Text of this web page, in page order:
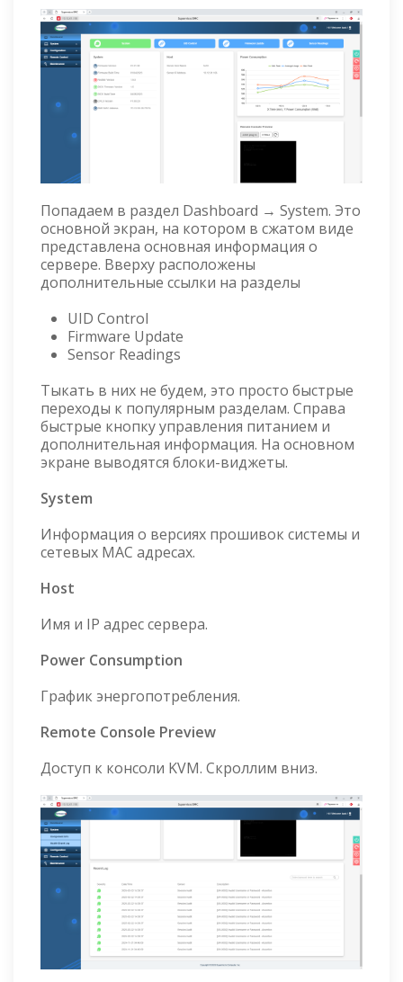
Попадаем в раздел Dashboard → System. Это
основной экран, на котором в сжатом виде
представлена основная информация о
сервере. Вверху расположены
дополнительные ссылки на разделы
UID Control
Firmware Update
Sensor Readings
Тыкать в них не будем, это просто быстрые
переходы к популярным разделам. Справа
быстрые кнопку управления питанием и
дополнительная информация. На основном
экране выводятся блоки-виджеты.
System
Информация о версиях прошивок системы и
сетевых MAC адресах.
Host
Имя и IP адрес сервера.
Power Consumption
График энергопотребления.
Remote Console Preview
Доступ к консоли KVM. Скроллим вниз.